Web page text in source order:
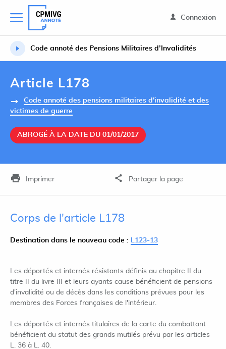
Connexion
Code annoté des Pensions Militaires d’Invalidités
Article L178
Code annoté des pensions militaires d'invalidité et des
victimes de guerre
ABROGÉ À LA DATE DU 01/01/2017
Imprimer Partager la page
Corps de l'article L178
Destination dans le nouveau code : L123-13
Les déportés et internés résistants définis au chapitre II du
titre II du livre III et leurs ayants cause bénéficient de pensions
d'invalidité ou de décès dans les conditions prévues pour les
membres des Forces françaises de l'intérieur.
Les déportés et internés titulaires de la carte du combattant
bénéficient du statut des grands mutilés prévu par les articles
L. 36 à L. 40.